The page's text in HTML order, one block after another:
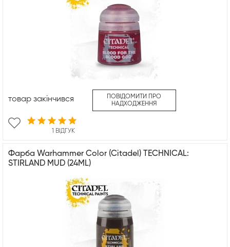
1 ВІДГУК
товар закінчився
ПОВІДОМИТИ ПРО
НАДХОДЖЕННЯ
Фарба Warhammer Color (Citadel) TECHNICAL:
STIRLAND MUD (24ML)